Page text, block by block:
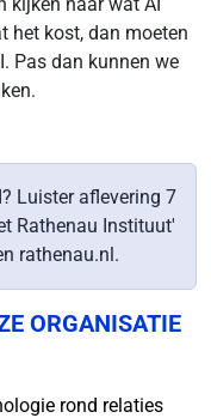
het kost, dan moeten
Pas dan kunnen we
Luister aflevering 7
Rathenau Instituut'
rathenau.nl.
ORGANISATIE
rond relaties